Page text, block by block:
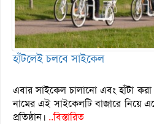
হাঁটলেই চলবে সাইকেল
এবার সাইকেল চালানো এবং হাঁটা
নামের এই সাইকেলটি বাজারে নিয়ে
প্রতিষ্ঠান। ..বিস্তারিত